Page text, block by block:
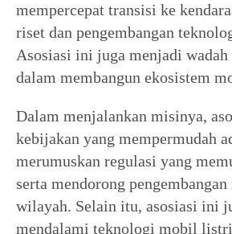
mempercepat transisi ke
riset dan pengembangan
Asosiasi ini juga menjadi
dalam membangun ekosistem
Dalam menjalankan misinya,
kebijakan yang mempermudah
merumuskan regulasi yang
serta mendorong
wilayah. Selain itu, asosiasi ini
mendalami teknologi mobil